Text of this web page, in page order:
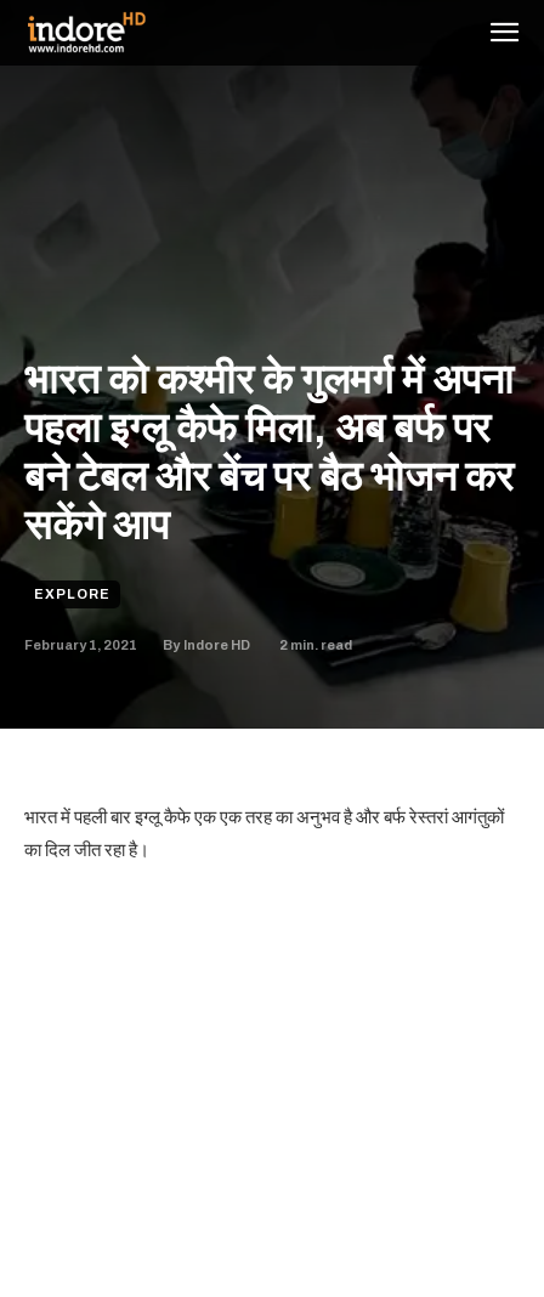
भारत को कश्मीर के गुलमर्ग में अपना
पहला इग्लू कैफे मिला, अब बर्फ पर
बने टेबल और बेंच पर बैठ भोजन कर
सकेंगे आप
EXPLORE
February 1, 2021 By Indore HD 2min. read
भारत में पहली बार इग्लू कैफे एक एक तरह का अनुभव है और बर्फ रेस्तरां आगंतुकों
का दिल जीत रहा है।